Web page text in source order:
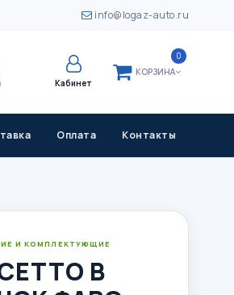
info@logaz-auto.ru
Кабинет
КОРЗИНА
0
Оплата Контакты
И КОМПЛЕКТУЮЩИЕ
В